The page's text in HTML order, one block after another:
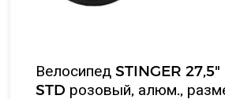
Велосипед STINGER
STD розовый, алюм.,